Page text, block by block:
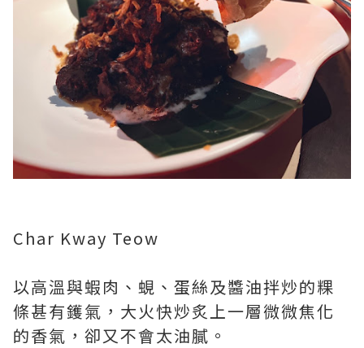
Char Kway Teow
以高溫與蝦肉、蜆、蛋絲及醬油拌炒的粿
條甚有鑊氣，大火快炒炙上一層微微焦化
的香氣，卻又不會太油膩。